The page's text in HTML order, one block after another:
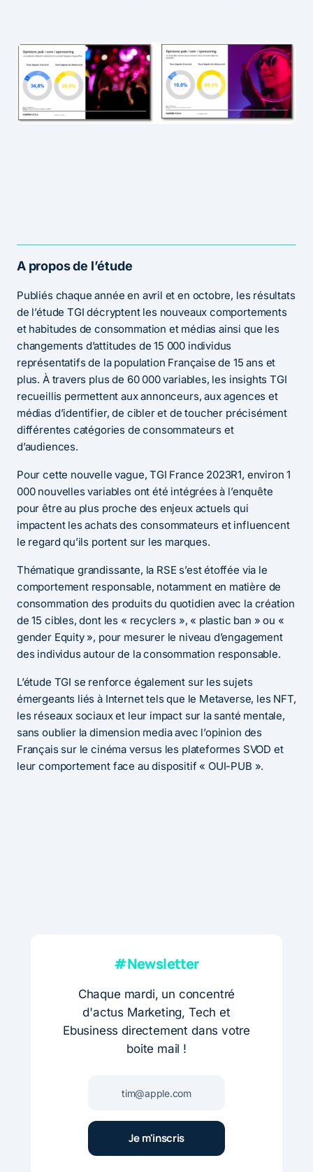
A propos de l’étude
Publiés chaque année en avril et en octobre, les résultats
de l’étude TGI décryptent les nouveaux comportements
et habitudes de consommation et médias ainsi que les
changements d’attitudes de 15 000 individus
représentatifs de la population Française de 15 ans et
plus. À travers plus de 60 000 variables, les insights TGI
recueillis permettent aux annonceurs, aux agences et
médias d’identifier, de cibler et de toucher précisément
différentes catégories de consommateurs et
d’audiences.
Pour cette nouvelle vague, TGI France 2023R1, environ 1
000 nouvelles variables ont été intégrées à l’enquête
pour être au plus proche des enjeux actuels qui
impactent les achats des consommateurs et influencent
le regard qu’ils portent sur les marques.
Thématique grandissante, la RSE s’est étoffée via le
comportement responsable, notamment en matière de
consommation des produits du quotidien avec la création
de 15 cibles, dont les « recyclers », « plastic ban » ou «
gender Equity », pour mesurer le niveau d’engagement
des individus autour de la consommation responsable.
L’étude TGI se renforce également sur les sujets
émergeants liés à Internet tels que le Metaverse, les NFT,
les réseaux sociaux et leur impact sur la santé mentale,
sans oublier la dimension media avec l’opinion des
Français sur le cinéma versus les plateformes SVOD et
leur comportement face au dispositif « OUI-PUB ».
#Newsletter
Chaque mardi, un concentré
d'actus Marketing, Tech et
Ebusiness directement dans votre
boite mail !